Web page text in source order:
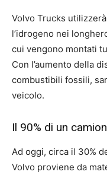
Volvo Trucks
l’idrogeno nei
cui vengono montati
Con l’aumento della
combustibili fossili,
veicolo.
Il 90% di un
Ad oggi, circa il 30%
Volvo proviene da